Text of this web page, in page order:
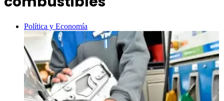
Política y Economía